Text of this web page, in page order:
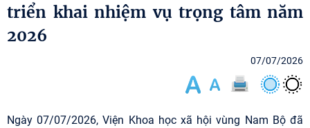
triển khai nhiệm vụ trọng tâm năm
2026
07/07/2026
Ngày 07/07/2026, Viện Khoa học xã hội vùng Nam Bộ đã